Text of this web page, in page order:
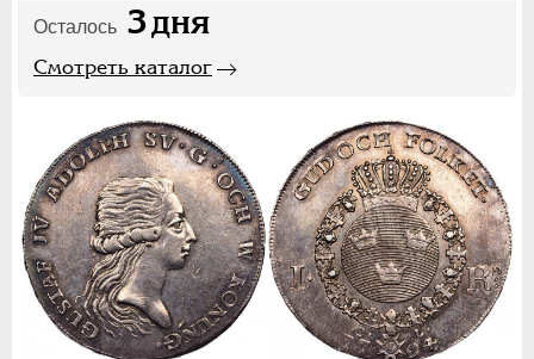
Осталось 3дня
Смотреть каталог